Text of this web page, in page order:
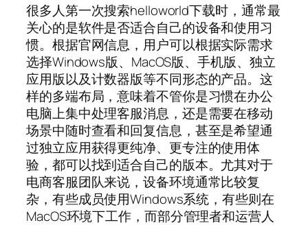
很多人第一次搜索helloworld下载时，通常最
关心的是软件是否适合自己的设备和使用习
惯。根据官网信息，用户可以根据实际需求
选择Windows版、MacOS版、手机版、独立
应用版以及计数器版等不同形态的产品。这
样的多端布局，意味着不管你是习惯在办公
电脑上集中处理客服消息，还是需要在移动
场景中随时查看和回复信息，甚至是希望通
过独立应用获得更纯净、更专注的使用体
验，都可以找到适合自己的版本。尤其对于
电商客服团队来说，设备环境通常比较复
杂，有些成员使用Windows系统，有些则在
MacOS环境下工作，而部分管理者和运营人